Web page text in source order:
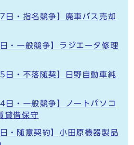
日・指名競争】廃車バス売却
・一般競争】ラジエータ修理
日・不落随契】日野自動車純
日・一般競争】ノートパソコ
貸借保守
・随意契約】小田原機器製品